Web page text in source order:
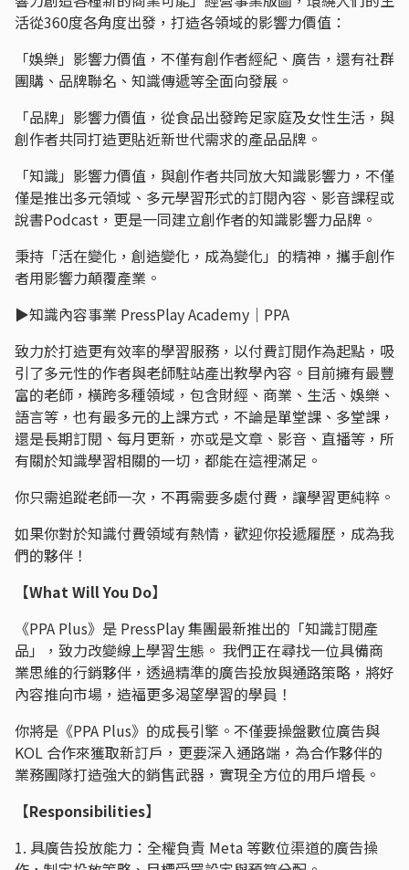
活從360度各角度出發，打造各領域的影響力價值：
「娛樂」影響力價值，不僅有創作者經紀、廣告，還有社群
團購、品牌聯名、知識傳遞等全面向發展。
「品牌」影響力價值，從食品出發跨足家庭及女性生活，與
創作者共同打造更貼近新世代需求的產品品牌。
「知識」影響力價值，與創作者共同放大知識影響力，不僅
僅是推出多元領域、多元學習形式的訂閱內容、影音課程或
說書Podcast，更是一同建立創作者的知識影響力品牌。
秉持「活在變化，創造變化，成為變化」的精神，攜手創作
者用影響力顛覆產業。
▶︎知識內容事業 PressPlay Academy｜PPA
致力於打造更有效率的學習服務，以付費訂閱作為起點，吸
引了多元性的作者與老師駐站產出教學內容。目前擁有最豐
富的老師，橫跨多種領域，包含財經、商業、生活、娛樂、
語言等，也有最多元的上課方式，不論是單堂課、多堂課，
還是長期訂閱、每月更新，亦或是文章、影音、直播等，所
有關於知識學習相關的一切，都能在這裡滿足。
你只需追蹤老師一次，不再需要多處付費，讓學習更純粹。
如果你對於知識付費領域有熱情，歡迎你投遞履歷，成為我
們的夥伴！
【What Will You Do】
《PPA Plus》是 PressPlay 集團最新推出的「知識訂閱產
品」，致力改變線上學習生態。 我們正在尋找一位具備商
業思維的行銷夥伴，透過精準的廣告投放與通路策略，將好
內容推向市場，造福更多渴望學習的學員！
你將是《PPA Plus》的成長引擎。不僅要操盤數位廣告與
KOL 合作來獲取新訂戶，更要深入通路端，為合作夥伴的
業務團隊打造強大的銷售武器，實現全方位的用戶增長。
【Responsibilities】
1. 具廣告投放能力：全權負責 Meta 等數位渠道的廣告操